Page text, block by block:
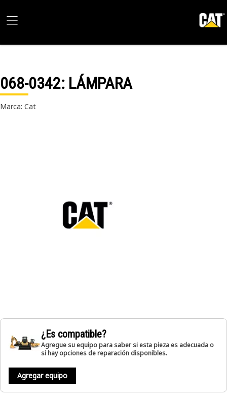
068-0342: LÁMPARA
Marca: Cat
¿Es compatible?
Agregue su equipo para saber si esta pieza es adecuada o
si hay opciones de reparación disponibles.
Agregar equipo